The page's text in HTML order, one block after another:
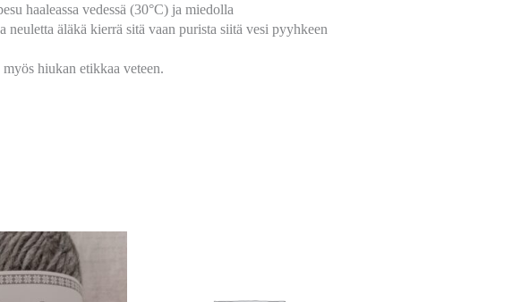
haaleassa vedessä (30°C) ja miedolla
äläkä kierrä sitä vaan purista siitä vesi pyyhkeen
hiukan etikkaa veteen.